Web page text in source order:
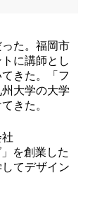
た。福岡市
に講師とし
きた。「フ
大学の大学
きた。
を創業した
てデザイン